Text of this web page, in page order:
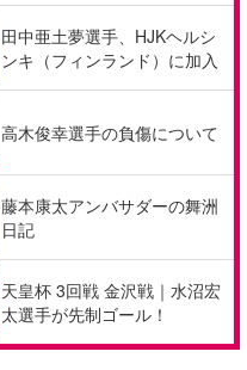
田中亜土夢選手、HJKヘルシ
ンキ（フィンランド）に加入
高木俊幸選手の負傷について
藤本康太アンバサダーの舞洲
日記
天皇杯 3回戦 金沢戦｜水沼宏
太選手が先制ゴール！